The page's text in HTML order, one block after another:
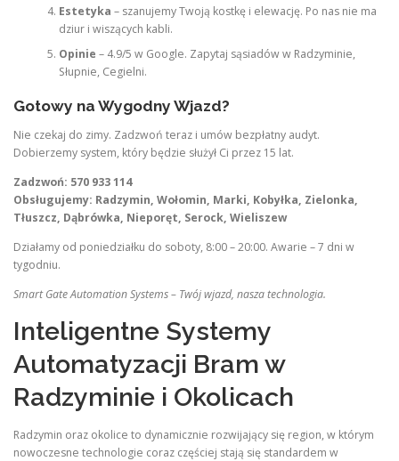
Estetyka – szanujemy Twoją kostkę i elewację. Po nas nie ma
dziur i wiszących kabli.
Opinie – 4.9/5 w Google. Zapytaj sąsiadów w Radzyminie,
Słupnie, Cegielni.
Gotowy na Wygodny Wjazd?
Nie czekaj do zimy. Zadzwoń teraz i umów bezpłatny audyt.
Dobierzemy system, który będzie służył Ci przez 15 lat.
Zadzwoń: 570 933 114
Obsługujemy: Radzymin, Wołomin, Marki, Kobyłka, Zielonka,
Tłuszcz, Dąbrówka, Nieporęt, Serock, Wieliszew
Działamy od poniedziałku do soboty, 8:00 – 20:00. Awarie – 7 dni w
tygodniu.
Smart Gate Automation Systems – Twój wjazd, nasza technologia.
Inteligentne Systemy
Automatyzacji Bram w
Radzyminie i Okolicach
Radzymin oraz okolice to dynamicznie rozwijający się region, w którym
nowoczesne technologie coraz częściej stają się standardem w